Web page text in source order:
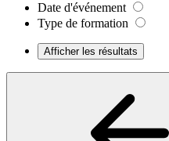
Date d'événement
Type de formation
Afficher les résultats